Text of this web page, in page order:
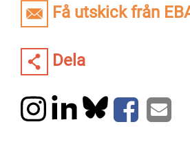
Få utskick från
Dela